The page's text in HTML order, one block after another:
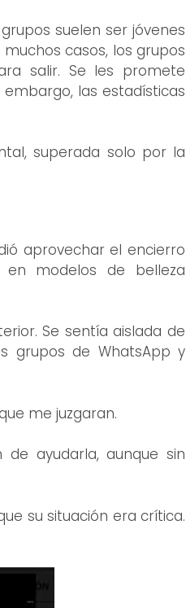
suelen ser jóvenes
casos, los grupos
salir. Se les promete
las estadísticas
superada solo por la
aprovechar el encierro
en modelos de belleza
Se sentía aislada de
grupos de WhatsApp y
me juzgaran.
ayudarla, aunque sin
su situación era crítica.